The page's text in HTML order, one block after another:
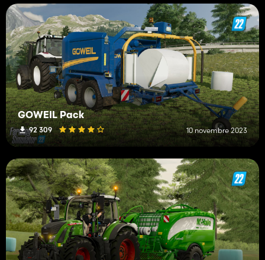
GÖWEIL Pack
92 309 10 novembre 2023